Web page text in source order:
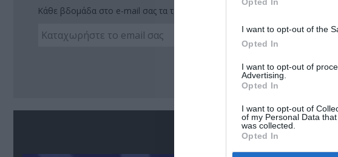
I want to opt-out of the
Opted In
I want to opt-out of
Advertising.
Opted In
I want to opt-out of
of my Personal Data
was collected.
Opted In
Κάθε βδομάδα στο e-mail σας τα τελευταία νέα για την Τέχνη και τον
Σχετικά